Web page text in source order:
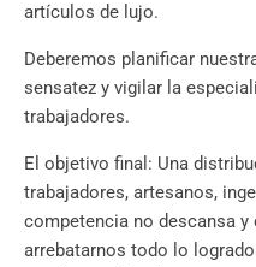
artículos de lujo.
Deberemos planificar
sensatez y vigilar la
trabajadores.
El objetivo final: Una
trabajadores, artesanos,
competencia no descansa
arrebatarnos todo lo